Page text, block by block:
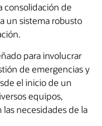
consolidación de
un sistema robusto
para involucrar
de emergencias y
el inicio de un
equipos,
necesidades de la